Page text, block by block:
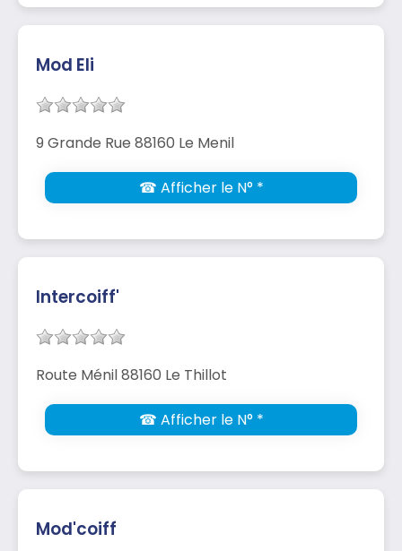
Mod Eli
9 Grande Rue 88160 Le Menil
☎ Afficher le N° *
Intercoiff'
Route Ménil 88160 Le Thillot
☎ Afficher le N° *
Mod'coiff